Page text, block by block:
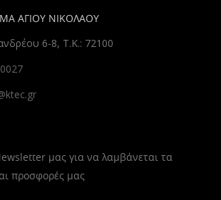
ΑΓΙΟΥ ΝΙΚΟΛΑΟΥ
6-8, Τ.Κ.: 72100
μας για να λαμβάνεται τα
προσφορές μας